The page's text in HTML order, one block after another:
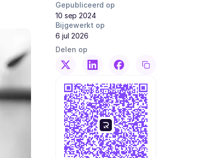
Gepubliceerd op
10 sep 2024
Bijgewerkt op
6 jul 2026
Delen op